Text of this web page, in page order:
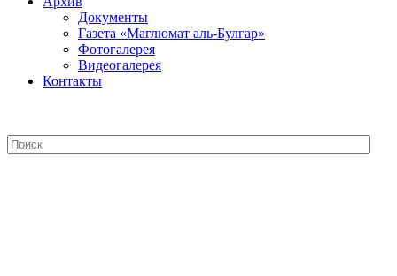
Документы
Газета «Маглюмат аль-Булгар»
Фотогалерея
Видеогалерея
Контакты